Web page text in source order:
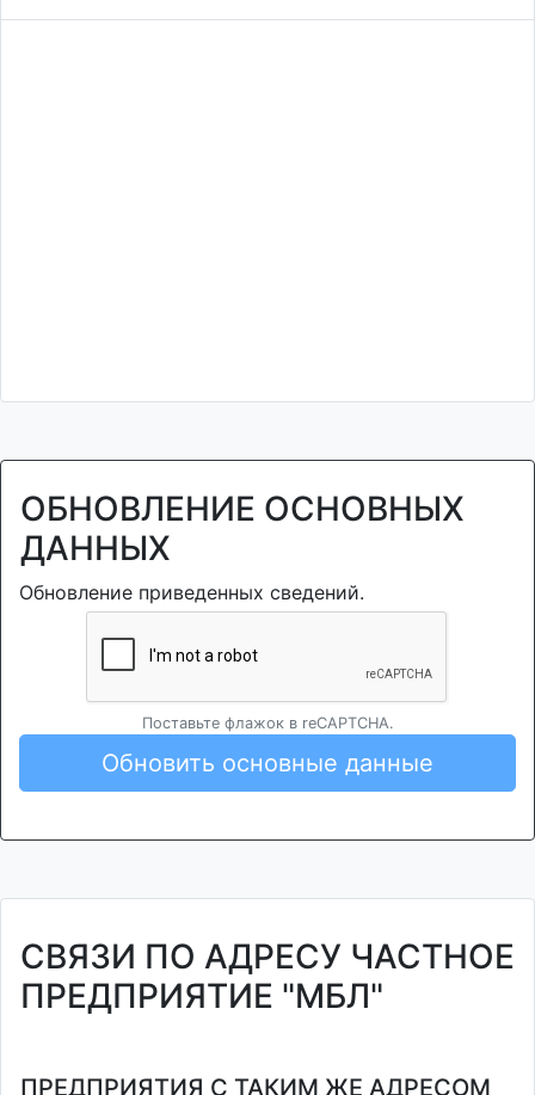
ОБНОВЛЕНИЕ ОСНОВНЫХ
ДАННЫХ
Обновление приведенных сведений.
Поставьте флажок в reCAPTCHA.
Обновить основные данные
СВЯЗИ ПО АДРЕСУ ЧАСТНОЕ
ПРЕДПРИЯТИЕ "МБЛ"
ПРЕДПРИЯТИЯ С ТАКИМ ЖЕ АДРЕСОМ